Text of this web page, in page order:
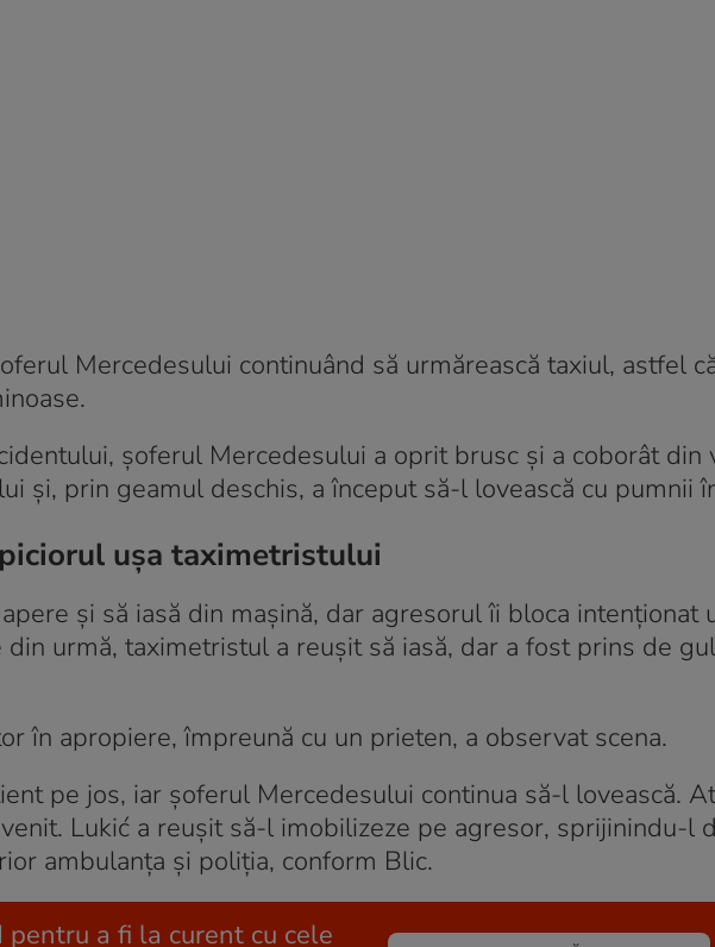
Mercedesului continuând să urmărească taxiul, astfel
șoferul Mercedesului a oprit brusc și a coborât din
și, prin geamul deschis, a început să-l lovească cu pumnii
ușa taximetristului
și să iasă din mașină, dar agresorul îi bloca intenționat
din urmă, taximetristul a reușit să iasă, dar a fost prins de
în apropiere, împreună cu un prieten, a observat scena.
pe jos, iar șoferul Mercedesului continua să-l lovească.
Lukić a reușit să-l imobilizeze pe agresor, sprijinindu-l
ambulanța și poliția, conform Blic.
pentru a fi la curent cu cele